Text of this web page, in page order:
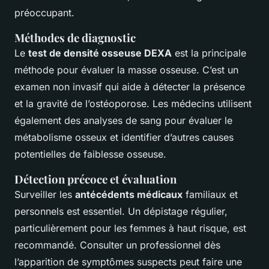
préoccupant.
Méthodes de diagnostic
Le test de densité osseuse DEXA est la principale
méthode pour évaluer la masse osseuse. C’est un
examen non invasif qui aide à détecter la présence
et la gravité de l’ostéoporose. Les médecins utilisent
également des analyses de sang pour évaluer le
métabolisme osseux et identifier d’autres causes
potentielles de faiblesse osseuse.
Détection précoce et évaluation
Surveiller les antécédents médicaux familiaux et
personnels est essentiel. Un dépistage régulier,
particulièrement pour les femmes à haut risque, est
recommandé. Consulter un professionnel dès
l’apparition de symptômes suspects peut faire une